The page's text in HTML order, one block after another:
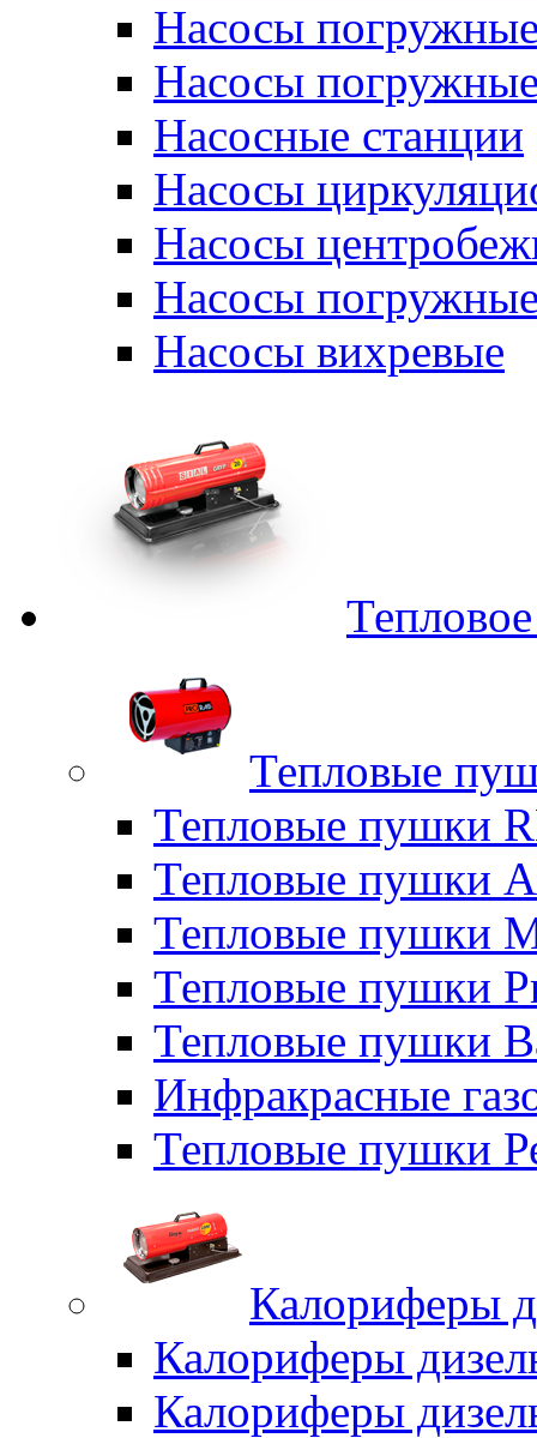
Насосы
Насосы
Насосные станции
Насосы
Насосы
Насосы
Насосы вихревые
Тепловые
Тепловые пушки
Тепловые пушки
Тепловые пушки
Тепловые пушки
Тепловые пушки
Инфракрасные
Тепловые пушки
Калориферы
Калориферы
Калориферы